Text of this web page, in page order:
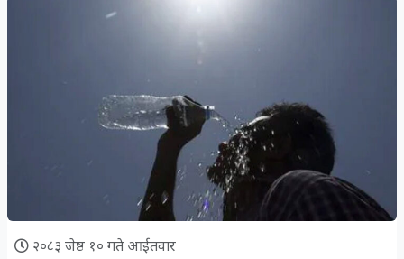
२०८३ जेष्ठ १० गते आईतवार